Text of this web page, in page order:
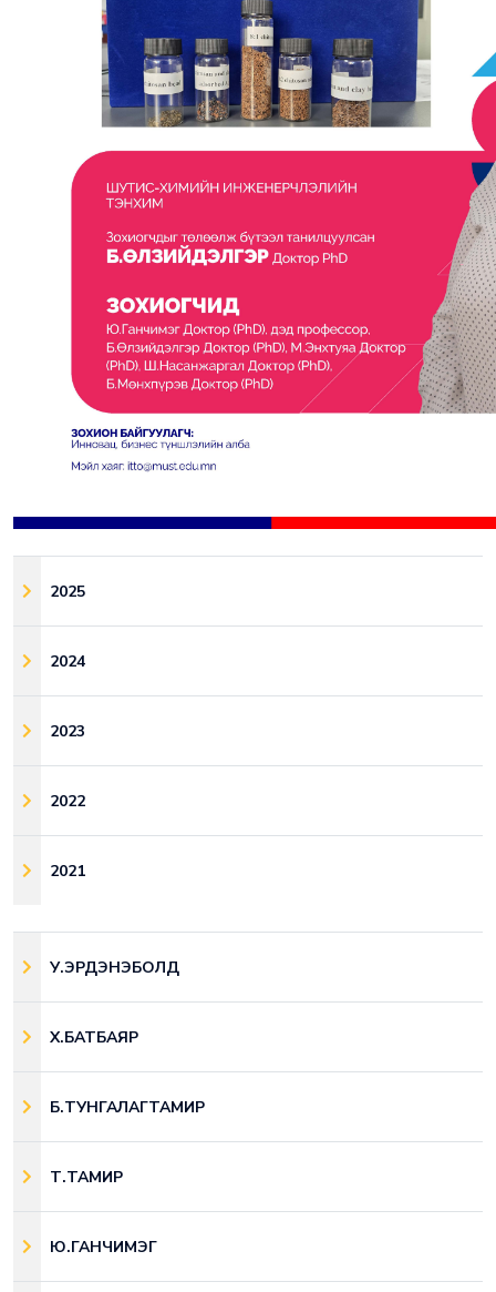
2025
2024
2023
2022
2021
У.ЭРДЭНЭБОЛД
Х.БАТБАЯР
Б.ТУНГАЛАГТАМИР
Т.ТАМИР
Ю.ГАНЧИМЭГ